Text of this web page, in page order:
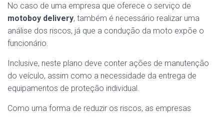
No caso de uma empresa que oferece o serviço de
motoboy delivery, também é necessário realizar uma
análise dos riscos, já que a condução da moto expõe o
funcionário.
Inclusive, neste plano deve conter ações de manutenção
do veículo, assim como a necessidade da entrega de
equipamentos de proteção individual.
Como uma forma de reduzir os riscos, as empresas